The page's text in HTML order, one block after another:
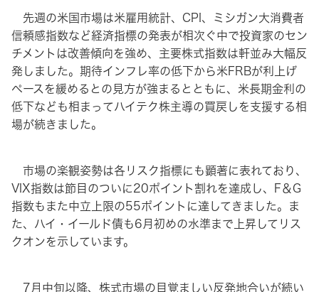
先週の米国市場は米雇用統計、CPI、ミシガン大消費者
信頼感指数など経済指標の発表が相次ぐ中で投資家のセン
チメントは改善傾向を強め、主要株式指数は軒並み大幅反
発しました。期待インフレ率の低下から米FRBが利上げ
ペースを緩めるとの見方が強まるとともに、米長期金利の
低下なども相まってハイテク株主導の買戻しを支援する相
場が続きました。
市場の楽観姿勢は各リスク指標にも顕著に表れており、
VIX指数は節目のついに20ポイント割れを達成し、F＆G
指数もまた中立上限の55ポイントに達してきました。ま
た、ハイ・イールド債も6月初めの水準まで上昇してリス
クオンを示しています。
7月中旬以降、株式市場の目覚ましい反発地合いが続い